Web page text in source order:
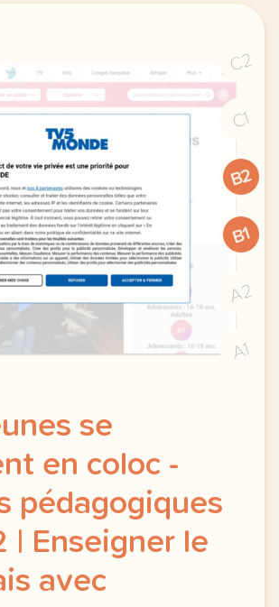
C2
C1
B2
B1
A2
A1
se
en coloc -
pédagogiques
| Enseigner le
avec